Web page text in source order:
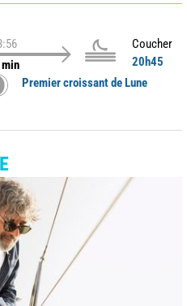
Coucher
20h45
Premier croissant de Lune